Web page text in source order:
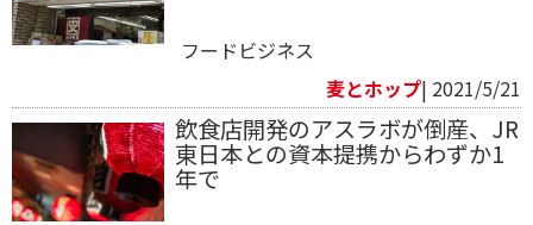
フードビジネス
麦とホップ| 2021/5/21
飲食店開発のアスラボが倒産、JR
東日本との資本提携からわずか1
年で